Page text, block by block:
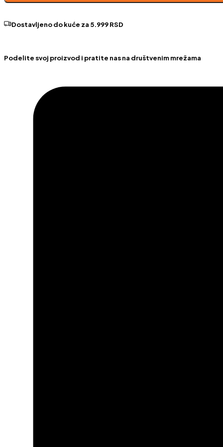
Dostavljeno do kuće za 5.999 RSD
Podelite svoj proizvod i pratite nas na društvenim mrežama